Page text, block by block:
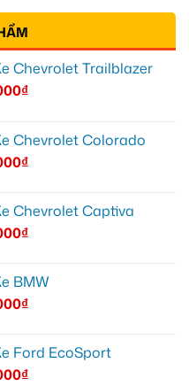
Chevrolet Trailblazer
₫
Chevrolet Colorado
₫
Chevrolet Captiva
₫
BMW
₫
Ford EcoSport
₫